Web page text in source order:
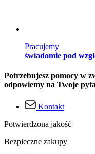
Pracujemy
świadomie pod
Potrzebujesz pomocy w
odpowiemy na Twoje
Kontakt
Potwierdzona jakość
Bezpieczne zakupy